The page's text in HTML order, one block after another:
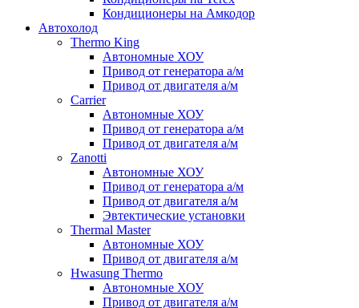
Кондиционеры на Амкодор
Автохолод
Thermo King
Автономные ХОУ
Привод от генератора а/м
Привод от двигателя а/м
Carrier
Автономные ХОУ
Привод от генератора а/м
Привод от двигателя а/м
Zanotti
Автономные ХОУ
Привод от генератора а/м
Привод от двигателя а/м
Эвтектические установки
Thermal Master
Автономные ХОУ
Привод от двигателя а/м
Hwasung Thermo
Автономные ХОУ
Привод от двигателя а/м